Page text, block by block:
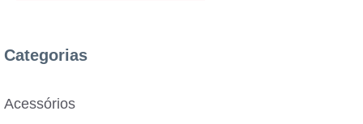
Categorias
Acessórios